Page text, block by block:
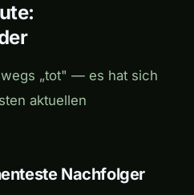
„tot" — es hat sich
aktuellen
Nachfolger